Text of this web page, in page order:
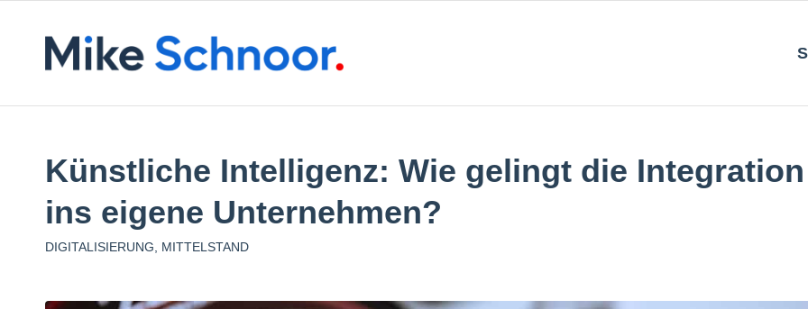
Künstliche Intelligenz: Wie gelingt die Integration
ins eigene Unternehmen?
DIGITALISIERUNG MITTELSTAND